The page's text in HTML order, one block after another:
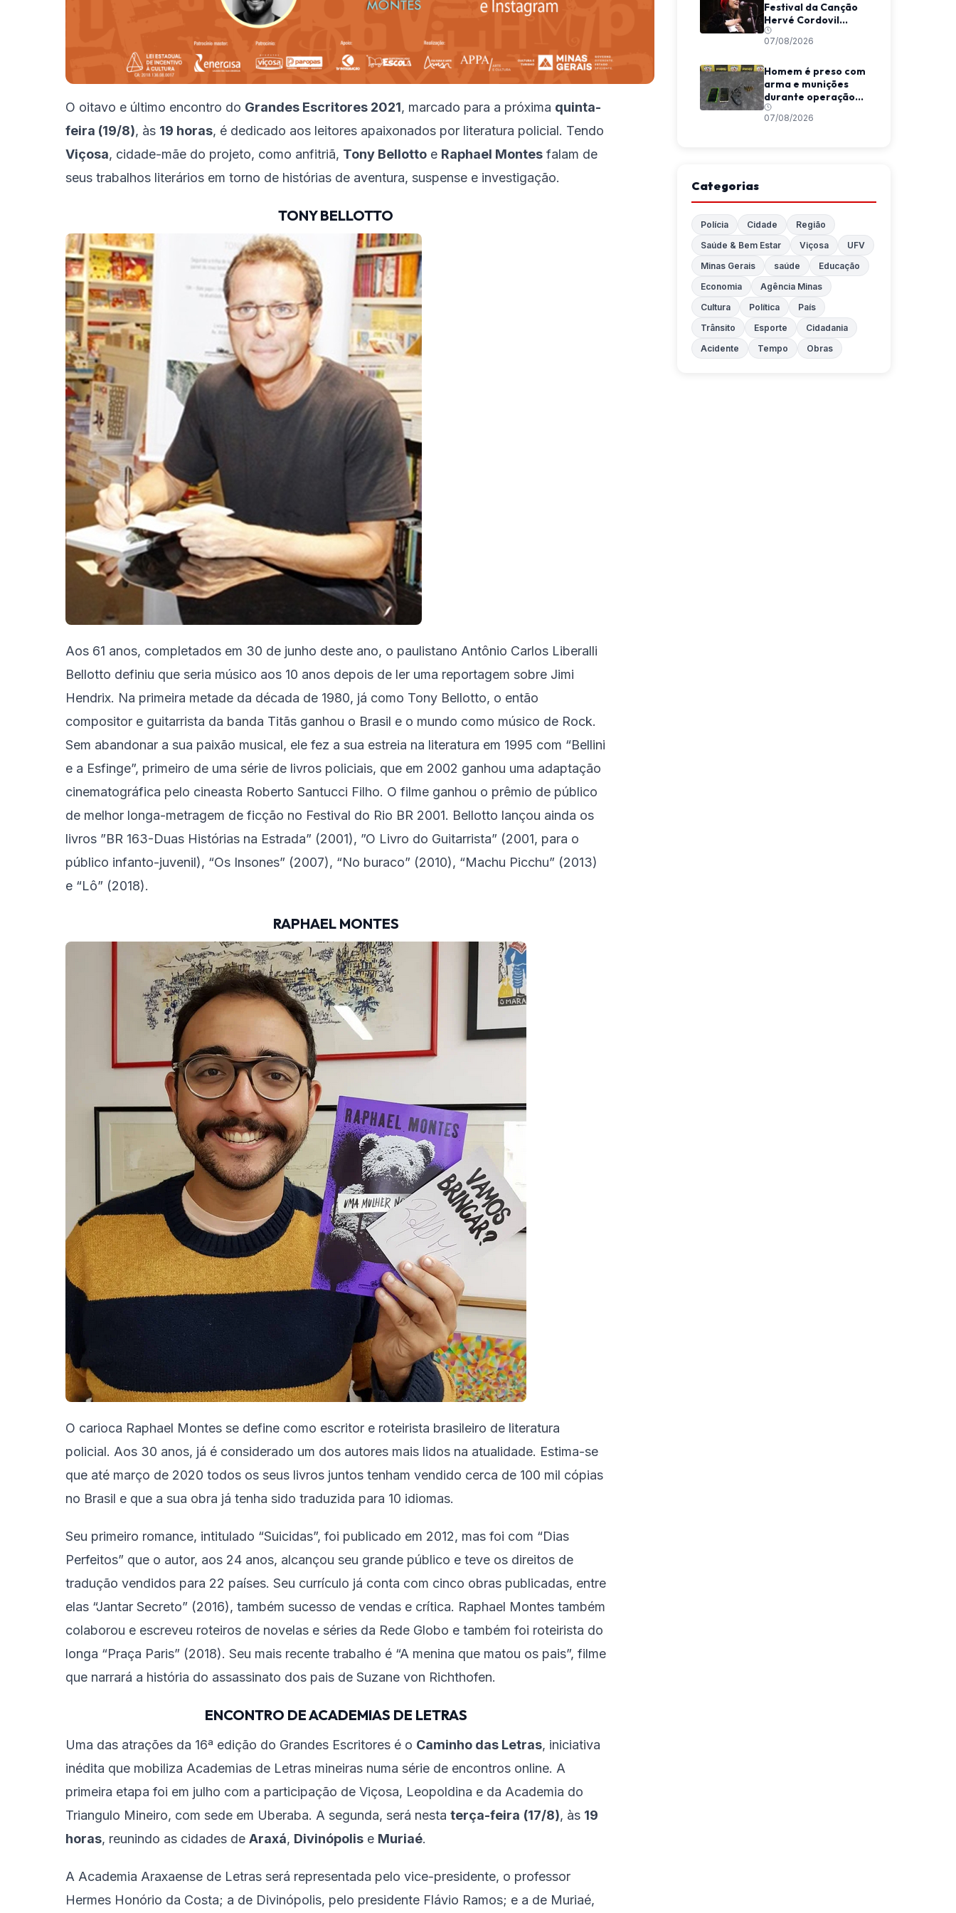
O oitavo e último encontro do Grandes Escritores 2021, marcado para a próxima quinta-
feira (19/8), às 19 horas, é dedicado aos leitores apaixonados por literatura policial. Tendo
Viçosa, cidade-mãe do projeto, como anfitriã, Tony Bellotto e Raphael Montes falam de
seus trabalhos literários em torno de histórias de aventura, suspense e investigação.
TONY BELLOTTO
Aos 61 anos, completados em 30 de junho deste ano, o paulistano Antônio Carlos Liberalli
Bellotto definiu que seria músico aos 10 anos depois de ler uma reportagem sobre Jimi
Hendrix. Na primeira metade da década de 1980, já como Tony Bellotto, o então
compositor e guitarrista da banda Titãs ganhou o Brasil e o mundo como músico de Rock.
Sem abandonar a sua paixão musical, ele fez a sua estreia na literatura em 1995 com “Bellini
e a Esfinge”, primeiro de uma série de livros policiais, que em 2002 ganhou uma adaptação
cinematográfica pelo cineasta Roberto Santucci Filho. O filme ganhou o prêmio de público
de melhor longa-metragem de ficção no Festival do Rio BR 2001. Bellotto lançou ainda os
livros ”BR 163-Duas Histórias na Estrada” (2001), ”O Livro do Guitarrista” (2001, para o
público infanto-juvenil), “Os Insones” (2007), “No buraco” (2010), “Machu Picchu” (2013)
e “Lô” (2018).
RAPHAEL MONTES
O carioca Raphael Montes se define como escritor e roteirista brasileiro de literatura
policial. Aos 30 anos, já é considerado um dos autores mais lidos na atualidade. Estima-se
que até março de 2020 todos os seus livros juntos tenham vendido cerca de 100 mil cópias
no Brasil e que a sua obra já tenha sido traduzida para 10 idiomas.
Seu primeiro romance, intitulado “Suicidas”, foi publicado em 2012, mas foi com “Dias
Perfeitos” que o autor, aos 24 anos, alcançou seu grande público e teve os direitos de
tradução vendidos para 22 países. Seu currículo já conta com cinco obras publicadas, entre
elas “Jantar Secreto” (2016), também sucesso de vendas e crítica. Raphael Montes também
colaborou e escreveu roteiros de novelas e séries da Rede Globo e também foi roteirista do
longa “Praça Paris” (2018). Seu mais recente trabalho é “A menina que matou os pais”, filme
que narrará a história do assassinato dos pais de Suzane von Richthofen.
ENCONTRO DE ACADEMIAS DE LETRAS
Uma das atrações da 16ª edição do Grandes Escritores é o Caminho das Letras, iniciativa
inédita que mobiliza Academias de Letras mineiras numa série de encontros online. A
primeira etapa foi em julho com a participação de Viçosa, Leopoldina e da Academia do
Triangulo Mineiro, com sede em Uberaba. A segunda, será nesta terça-feira (17/8), às 19
horas, reunindo as cidades de Araxá, Divinópolis e Muriaé.
A Academia Araxaense de Letras será representada pelo vice-presidente, o professor
Hermes Honório da Costa; a de Divinópolis, pelo presidente Flávio Ramos; e a de Muriaé,
Festival da Canção
Hervé Cordovil
neste fim de semana
07/08/2026
Homem é preso com
arma e munições
durante operação
da Polícia Militar em
Araponga
07/08/2026
Categorias
Polícia Cidade
Região
Saúde & Bem Estar
Viçosa
UFV
Minas Gerais
saúde
Educação
Economia
Agência Minas
Cultura
Política
País
Trânsito
Esporte
Cidadania
Acidente
Tempo Obras